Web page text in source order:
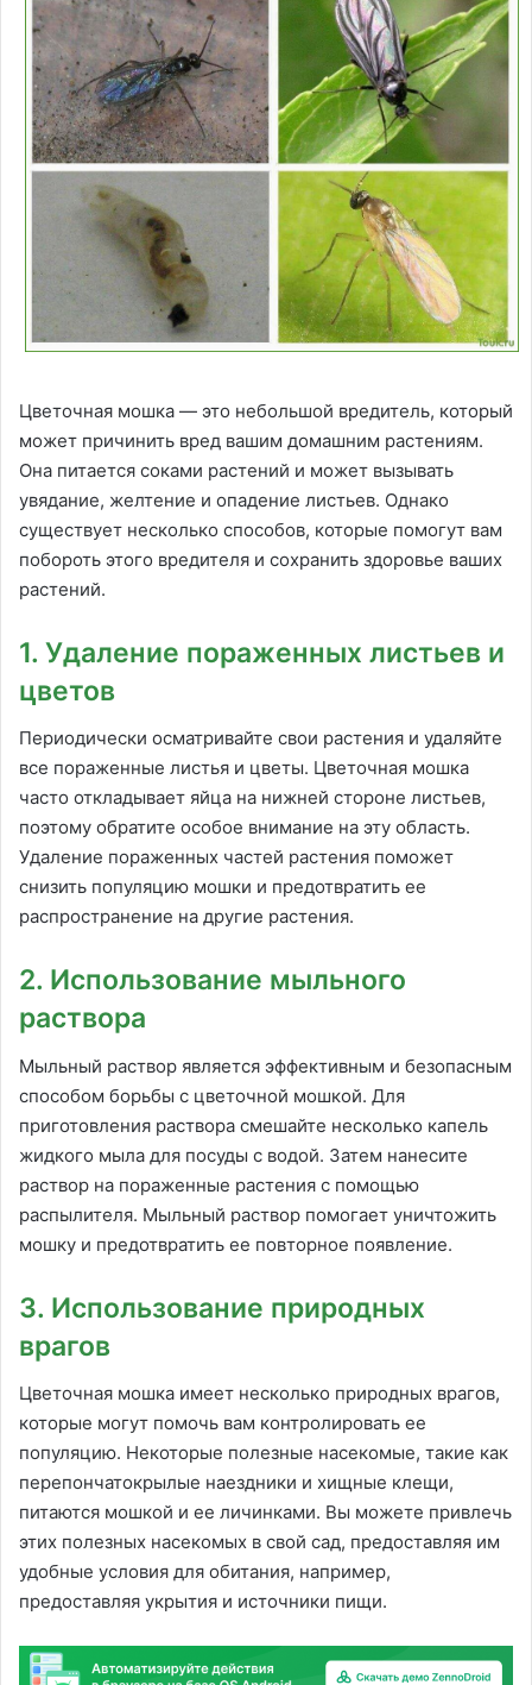
Цветочная мошка — это небольшой вредитель, который
может причинить вред вашим домашним растениям.
Она питается соками растений и может вызывать
увядание, желтение и опадение листьев. Однако
существует несколько способов, которые помогут вам
побороть этого вредителя и сохранить здоровье ваших
растений.
1. Удаление пораженных листьев и
цветов
Периодически осматривайте свои растения и удаляйте
все пораженные листья и цветы. Цветочная мошка
часто откладывает яйца на нижней стороне листьев,
поэтому обратите особое внимание на эту область.
Удаление пораженных частей растения поможет
снизить популяцию мошки и предотвратить ее
распространение на другие растения.
2. Использование мыльного
раствора
Мыльный раствор является эффективным и безопасным
способом борьбы с цветочной мошкой. Для
приготовления раствора смешайте несколько капель
жидкого мыла для посуды с водой. Затем нанесите
раствор на пораженные растения с помощью
распылителя. Мыльный раствор помогает уничтожить
мошку и предотвратить ее повторное появление.
3. Использование природных
врагов
Цветочная мошка имеет несколько природных врагов,
которые могут помочь вам контролировать ее
популяцию. Некоторые полезные насекомые, такие как
перепончатокрылые наездники и хищные клещи,
питаются мошкой и ее личинками. Вы можете привлечь
этих полезных насекомых в свой сад, предоставляя им
удобные условия для обитания, например,
предоставляя укрытия и источники пищи.